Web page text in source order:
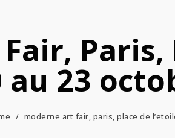
Paris,
au 23
/ moderne art fair, paris, place de